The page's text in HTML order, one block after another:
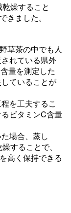
燥すること
きました。
草茶の中でも人
れている県外
量を測定した
ていることが
を工夫するこ
ビタミンC含量
場合、蒸し
することで、
高く保持できる